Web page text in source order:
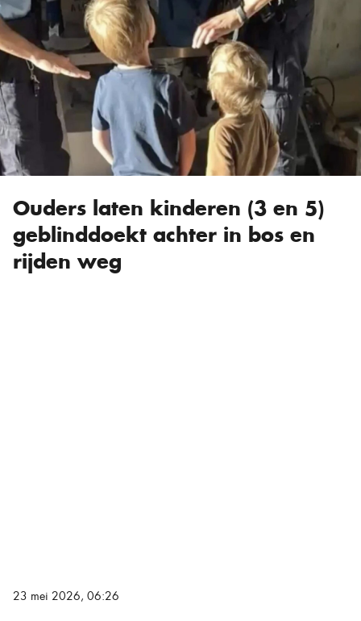
Ouders laten kinderen (3 en 5)
geblinddoekt achter in bos en
rijden weg
23 mei 2026, 06:26